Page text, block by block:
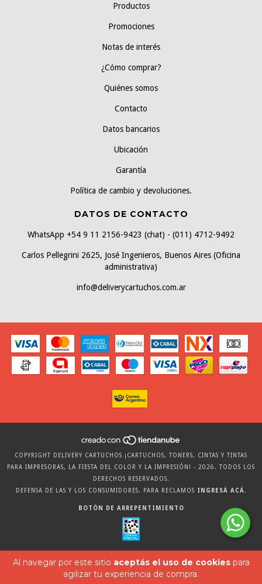
Al navegar por este sitio aceptás el uso de cookiespara
agilizar tu experiencia de compra.
Productos
Promociones
Notas de interés
¿Cómo comprar?
Quiénes somos
Contacto
Datos bancarios
Ubicación
Garantía
Política de cambio y devoluciones.
DATOS DE CONTACTO
WhatsApp +54 9 11 2156-9423 (chat) - (011) 4712-9492
Carlos Pellegrini 2625, José Ingenieros, Buenos Aires (Oficina
administrativa)
info@deliverycartuchos.com.ar
COPYRIGHT DELIVERY CARTUCHOS ¡CARTUCHOS, TONERS, CINTAS Y TINTAS
PARA IMPRESORAS, LA FIESTA DEL COLOR Y LA IMPRESIÓN! - 2026. TODOS LOS
DERECHOS RESERVADOS.
DEFENSA DE LAS Y LOS CONSUMIDORES. PARA RECLAMOS INGRESÁ ACÁ.
BOTÓN DE ARREPENTIMIENTO